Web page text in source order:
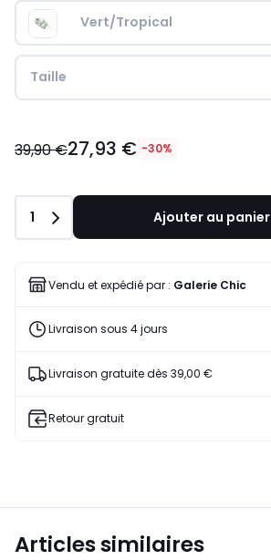
Vert/Tropical
Taille
€
39,90
€
de
réduction
39,90 €27,93 € -30%
Quantité
1 Ajouter au panier
Vendu et expédié par : Galerie Chic
Livraison sous 4 jours
Livraison gratuite dès 39,00 €
Retour gratuit
Articles similaires